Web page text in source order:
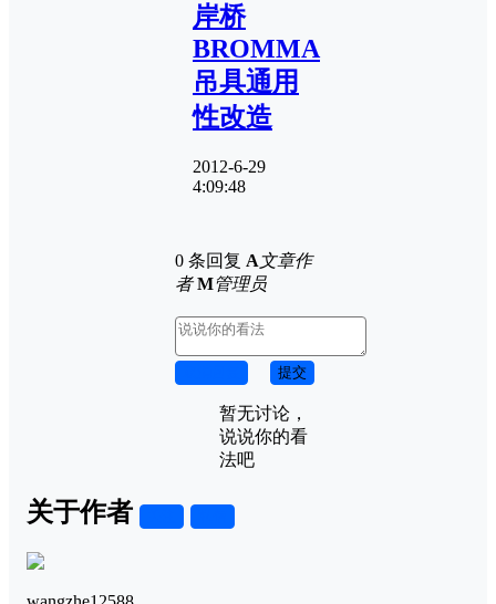
岸桥
BROMMA
吊具通用
性改造
2012-6-29
4:09:48
0 条回复 A文章作
者 M管理员
提交
暂无讨论，
说说你的看
法吧
关于作者